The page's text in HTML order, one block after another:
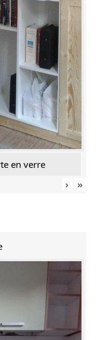
en verre
› »